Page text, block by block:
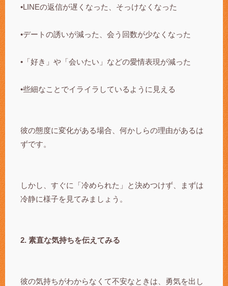
•LINEの返信が遅くなった、そっけなくなった
•デートの誘いが減った、会う回数が少なくなった
•「好き」や「会いたい」などの愛情表現が減った
•些細なことでイライラしているように見える
彼の態度に変化がある場合、何かしらの理由があるは
ずです。
しかし、すぐに「冷められた」と決めつけず、まずは
冷静に様子を見てみましょう。
2. 素直な気持ちを伝えてみる
彼の気持ちがわからなくて不安なときは、勇気を出し